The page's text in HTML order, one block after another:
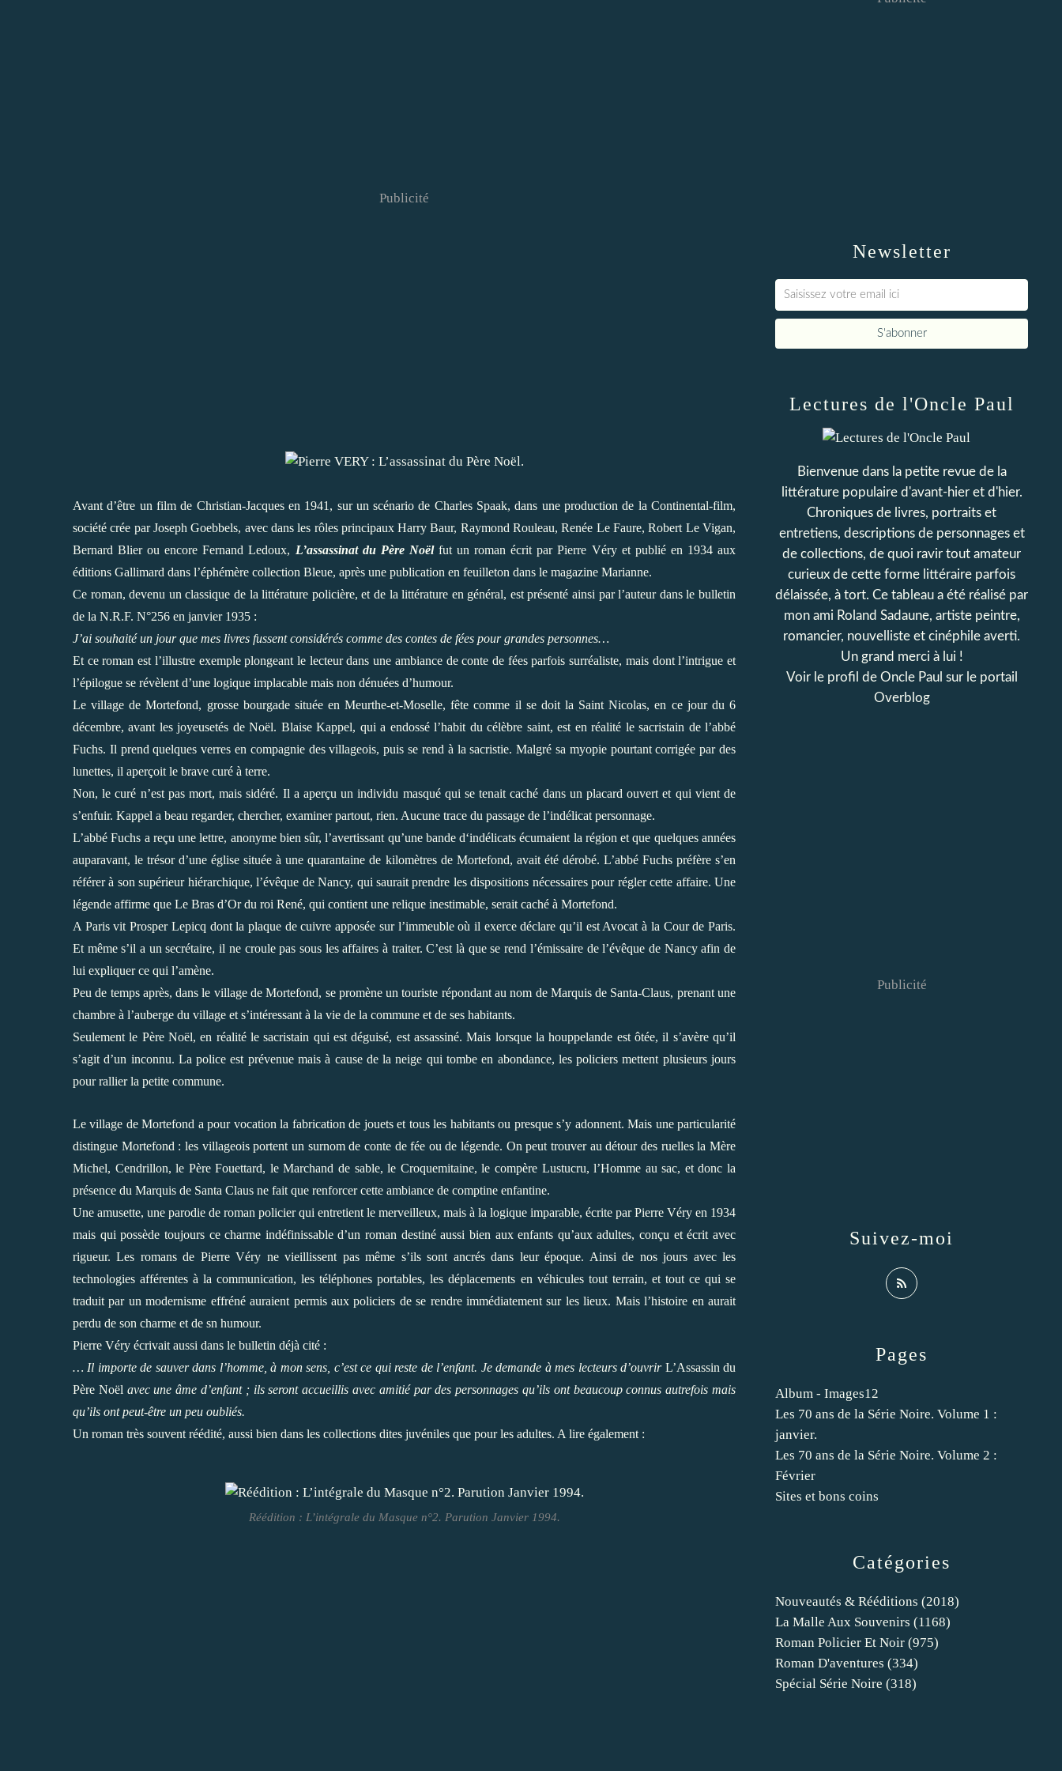
Publicité
Avant d’être un film de Christian-Jacques en 1941, sur un scénario de Charles Spaak, dans une production de la Continental-film,
société crée par Joseph Goebbels, avec dans les rôles principaux Harry Baur, Raymond Rouleau, Renée Le Faure, Robert Le Vigan,
Bernard Blier ou encore Fernand Ledoux, L’assassinat du Père Noëlfut un roman écrit par Pierre Véry et publié en 1934 aux
éditions Gallimard dans l’éphémère collection Bleue, après une publication en feuilleton dans le magazine Marianne.
Ce roman, devenu un classique de la littérature policière, et de la littérature en général, est présenté ainsi par l’auteur dans le bulletin
de la N.R.F. N°256 en janvier 1935 :
J’ai souhaité un jour que mes livres fussent considérés comme des contes de fées pour grandes personnes…
Et ce roman est l’illustre exemple plongeant le lecteur dans une ambiance de conte de fées parfois surréaliste, mais dont l’intrigue et
l’épilogue se révèlent d’une logique implacable mais non dénuées d’humour.
Le village de Mortefond, grosse bourgade située en Meurthe-et-Moselle, fête comme il se doit la Saint Nicolas, en ce jour du 6
décembre, avant les joyeusetés de Noël. Blaise Kappel, qui a endossé l’habit du célèbre saint, est en réalité le sacristain de l’abbé
Fuchs. Il prend quelques verres en compagnie des villageois, puis se rend à la sacristie. Malgré sa myopie pourtant corrigée par des
lunettes, il aperçoit le brave curé à terre.
Non, le curé n’est pas mort, mais sidéré. Il a aperçu un individu masqué qui se tenait caché dans un placard ouvert et qui vient de
s’enfuir. Kappel a beau regarder, chercher, examiner partout, rien. Aucune trace du passage de l’indélicat personnage.
L’abbé Fuchs a reçu une lettre, anonyme bien sûr, l’avertissant qu’une bande d‘indélicats écumaient la région et que quelques années
auparavant, le trésor d’une église située à une quarantaine de kilomètres de Mortefond, avait été dérobé. L’abbé Fuchs préfère s’en
référer à son supérieur hiérarchique, l’évêque de Nancy, qui saurait prendre les dispositions nécessaires pour régler cette affaire. Une
légende affirme que Le Bras d’Or du roi René, qui contient une relique inestimable, serait caché à Mortefond.
A Paris vit Prosper Lepicq dont la plaque de cuivre apposée sur l’immeuble où il exerce déclare qu’il est Avocat à la Cour de Paris.
Et même s’il a un secrétaire, il ne croule pas sous les affaires à traiter. C’est là que se rend l’émissaire de l’évêque de Nancy afin de
lui expliquer ce qui l’amène.
Peu de temps après, dans le village de Mortefond, se promène un touriste répondant au nom de Marquis de Santa-Claus, prenant une
chambre à l’auberge du village et s’intéressant à la vie de la commune et de ses habitants.
Seulement le Père Noël, en réalité le sacristain qui est déguisé, est assassiné. Mais lorsque la houppelande est ôtée, il s’avère qu’il
s’agit d’un inconnu. La police est prévenue mais à cause de la neige qui tombe en abondance, les policiers mettent plusieurs jours
pour rallier la petite commune.
Le village de Mortefond a pour vocation la fabrication de jouets et tous les habitants ou presque s’y adonnent. Mais une particularité
distingue Mortefond : les villageois portent un surnom de conte de fée ou de légende. On peut trouver au détour des ruelles la Mère
Michel, Cendrillon, le Père Fouettard, le Marchand de sable, le Croquemitaine, le compère Lustucru, l’Homme au sac, et donc la
présence du Marquis de Santa Claus ne fait que renforcer cette ambiance de comptine enfantine.
Une amusette, une parodie de roman policier qui entretient le merveilleux, mais à la logique imparable, écrite par Pierre Véry en 1934
mais qui possède toujours ce charme indéfinissable d’un roman destiné aussi bien aux enfants qu’aux adultes, conçu et écrit avec
rigueur. Les romans de Pierre Véry ne vieillissent pas même s’ils sont ancrés dans leur époque. Ainsi de nos jours avec les
technologies afférentes à la communication, les téléphones portables, les déplacements en véhicules tout terrain, et tout ce qui se
traduit par un modernisme effréné auraient permis aux policiers de se rendre immédiatement sur les lieux. Mais l’histoire en aurait
perdu de son charme et de sn humour.
Pierre Véry écrivait aussi dans le bulletin déjà cité :
… Il importe de sauver dans l’homme, à mon sens, c’est ce qui reste de l’enfant. Je demande à mes lecteurs d’ouvrir L’Assassin du
Père Noël avec une âme d’enfant ; ils seront accueillis avec amitié par des personnages qu’ils ont beaucoup connus autrefois mais
qu’ils ont peut-être un peu oubliés.
Un roman très souvent réédité, aussi bien dans les collections dites juvéniles que pour les adultes. A lire également :
Réédition : L’intégrale du Masque n°2. Parution Janvier 1994.
Newsletter
Catégories
Nouveautés & Rééditions (2018)
La Malle Aux Souvenirs (1168)
Roman Policier Et Noir (975)
Roman D'aventures (334)
Spécial Série Noire (318)
Pages
Album - Images12
Les 70 ans de la Série Noire. Volume 1 :
janvier.
Les 70 ans de la Série Noire. Volume 2 :
Février
Sites et bons coins
Lectures de l'Oncle Paul
Bienvenue dans la petite revue de la
littérature populaire d'avant-hier et d'hier.
Chroniques de livres, portraits et
entretiens, descriptions de personnages et
de collections, de quoi ravir tout amateur
curieux de cette forme littéraire parfois
délaissée, à tort. Ce tableau a été réalisé par
mon ami Roland Sadaune, artiste peintre,
romancier, nouvelliste et cinéphile averti.
Un grand merci à lui !
Voir le profil de Oncle Paul sur le portail
Overblog
Suivez-moi
Publicité